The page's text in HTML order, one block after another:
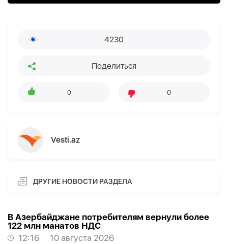
4230
Поделиться
0 0
Vesti.az
ДРУГИЕ НОВОСТИ РАЗДЕЛА
В Азербайджане потребителям вернули более
122 млн манатов НДС
12:16
10 августа 2026